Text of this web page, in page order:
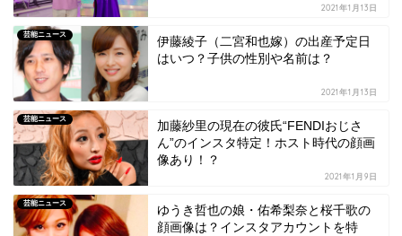
2021年1月13日
芸能ニュース
伊藤綾子（二宮和也嫁）の出産予定日
はいつ？子供の性別や名前は？
2021年1月13日
芸能ニュース
加藤紗里の現在の彼氏“FENDIおじさ
ん”のインスタ特定！ホスト時代の顔画
像あり！？
2021年1月9日
芸能ニュース
ゆうき哲也の娘・佑希梨奈と桜千歌の
顔画像は？インスタアカウントを特